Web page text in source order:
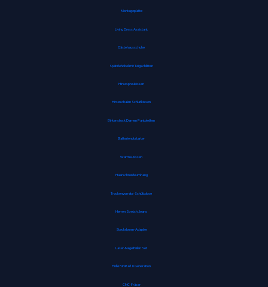
Montageplatte
Living Dress Assistant
Gästehausschuhe
Spätzlehobel mit Teigschlitten
Hirsespreukissen
Hirseschalen Schlafkissen
Birkenstock Damen Pantoletten
Batterienotstarter
Wärme-Kissen
Haarschneideumhang
Trockenvorrats-Schüttdose
Herren Stretch Jeans
Steckdosen-Adapter
Laser-Nagelfeilen Set
Hülle für iPad 8. Generation
CNC-Fräser